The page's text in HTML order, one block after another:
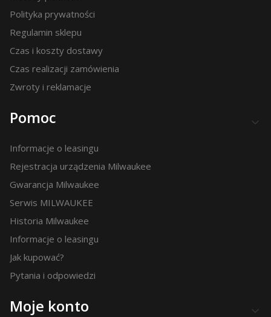
Polityka prywatności
Regulamin sklepu
Czas i koszty dostawy
Czas realizacji zamówienia
Zwroty i reklamacje
Pomoc
Informacje o leasingu
Rejestracja urządzenia Milwaukee
Gwarancja Milwaukee
Serwis MILWAUKEE
Historia Milwaukee
Informacje o leasingu
Jak kupować?
Pytania i odpowiedzi
Moje konto